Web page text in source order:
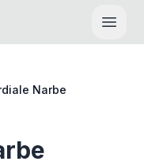
Narbe